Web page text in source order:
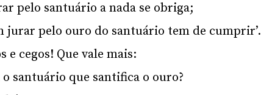
pelo santuário a nada se obriga;
jurar pelo ouro do santuário tem de cumprir’.
e cegos! Que vale mais:
santuário que santifica o ouro?